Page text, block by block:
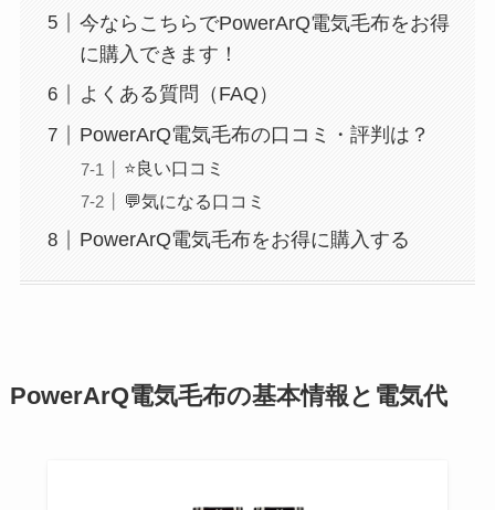
今ならこちらでPowerArQ電気毛布をお得
に購入できます！
よくある質問（FAQ）
PowerArQ電気毛布の口コミ・評判は？
⭐️良い口コミ
💬気になる口コミ
PowerArQ電気毛布をお得に購入する
PowerArQ電気毛布の基本情報と電気代